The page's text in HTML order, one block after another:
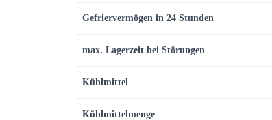
Gefriervermögen in 24 Stunden
max. Lagerzeit bei Störungen
Kühlmittel
Kühlmittelmenge